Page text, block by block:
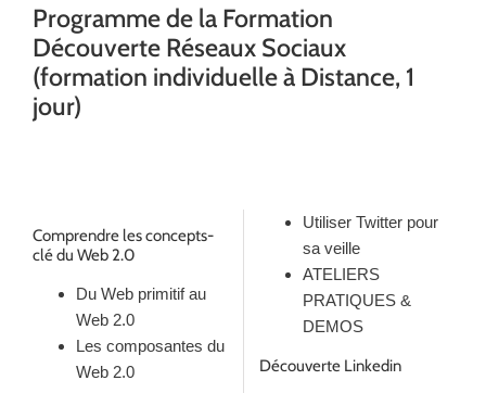
Programme de la Formation
Découverte Réseaux Sociaux
(formation individuelle à Distance, 1
jour)
Comprendre les concepts-
clé du Web 2.0
Du Web primitif au
Web 2.0
Les composantes du
Web 2.0
Utiliser Twitter pour
sa veille
ATELIERS
PRATIQUES &
DEMOS
Découverte Linkedin